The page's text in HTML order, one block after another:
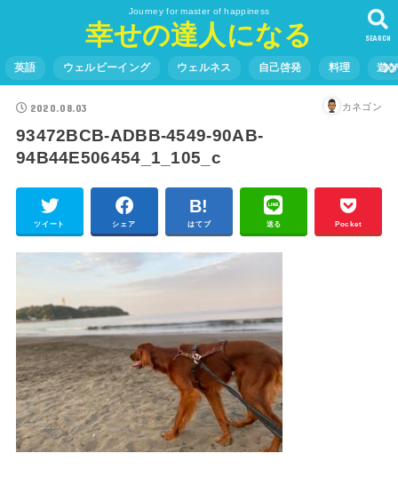
Journey for master of happiness
幸せの達人になる SEARCH
英語 ウェルビーイング ウェルネス 自己啓発 料理 遊
2020.08.03 カネゴン
93472BCB-ADBB-4549-90AB-
94B44E506454_1_105_c
ツイート シェア はてブ 送る Pocket